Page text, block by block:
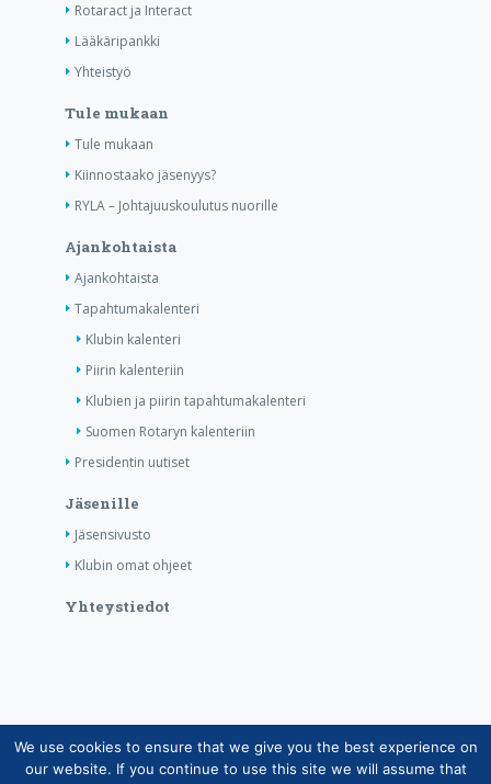
Rotaract ja Interact
Lääkäripankki
Yhteistyö
Tule mukaan
Tule mukaan
Kiinnostaako jäsenyys?
RYLA – Johtajuuskoulutus nuorille
Ajankohtaista
Ajankohtaista
Tapahtumakalenteri
Klubin kalenteri
Piirin kalenteriin
Klubien ja piirin tapahtumakalenteri
Suomen Rotaryn kalenteriin
Presidentin uutiset
Jäsenille
Jäsensivusto
Klubin omat ohjeet
Yhteystiedot
Copyright © Suomen Rotarypalvelu ry 2026 |
Jäsentietojärjestelmän tietosuojaseloste|Henkilötietojen
We use cookies to ensure that we give you the best experience on
our website. If you continue to use this site we will assume that